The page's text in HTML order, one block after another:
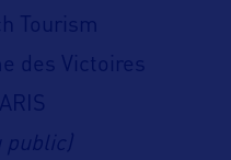
Tourism
des Victoires
public)